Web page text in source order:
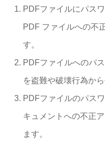
PDFファイルにパス
PDF ファイルへの不
す。
PDFファイルへのパ
を盗難や破壊行為か
PDFファイルのパス
キュメントへの不正
ます。